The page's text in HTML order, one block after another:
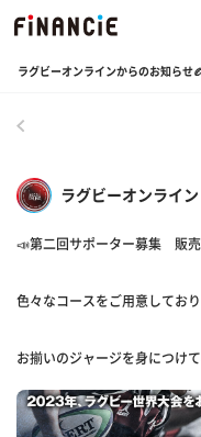
ラグビーオンラインからのお知らせ
ラグビーオンライン
📣第二回サポーター募集 販
色々なコースをご用意してお
お揃いのジャージを身につけ